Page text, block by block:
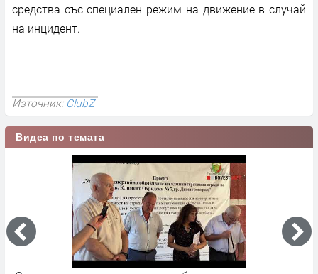
средства със специален режим на движение в случай
на инцидент.
Източник:ClubZ
Видеа по темата